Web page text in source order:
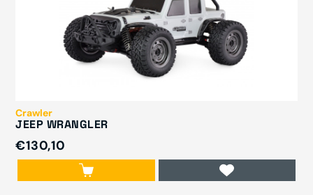
Crawler
JEEP WRANGLER
€130,10